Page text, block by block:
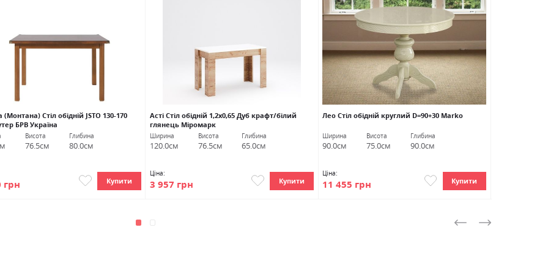
(Монтана) Стіл обідній JSTO 130-170
БРВ Україна
Висота
76.5см
Глибина
80.0см
грн Купити
Асті Стіл обідній 1,2х0,65 Дуб крафт/білий
глянець Міромарк
Ширина
120.0см
Висота
76.5см
Глибина
65.0см
Ціна:
3 957 грн Купити
Лео Стіл обідній круглий D=90+30 Marko
Ширина
90.0см
Висота
75.0см
Глибина
90.0см
Ціна:
11 455 грн Купити